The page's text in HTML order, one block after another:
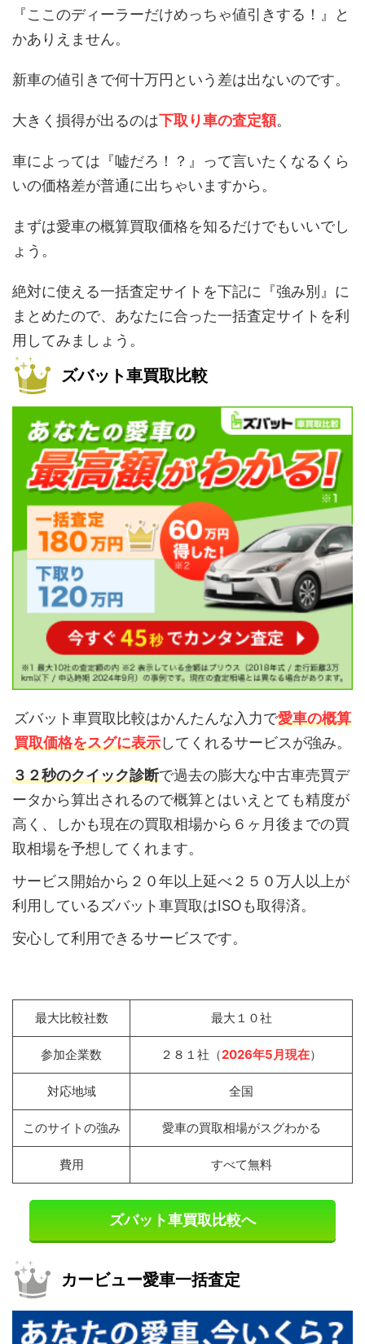
『ここのディーラーだけめっちゃ値引きする！』と
かありえません。
新車の値引きで何十万円という差は出ないのです。
大きく損得が出るのは下取り車の査定額。
車によっては『嘘だろ！？』って言いたくなるくら
いの価格差が普通に出ちゃいますから。
まずは愛車の概算買取価格を知るだけでもいいでし
ょう。
絶対に使える一括査定サイトを下記に『強み別』に
まとめたので、あなたに合った一括査定サイトを利
用してみましょう。
ズバット車買取比較
ズバット車買取比較はかんたんな入力で愛車の概算
買取価格をスグに表示してくれるサービスが強み。
３２秒のクイック診断で過去の膨大な中古車売買デ
ータから算出されるので概算とはいえとても精度が
高く、しかも現在の買取相場から６ヶ月後までの買
取相場を予想してくれます。
サービス開始から２０年以上延べ２５０万人以上が
利用しているズバット車買取はISOも取得済。
安心して利用できるサービスです。
最大比較社数 最大１０社
参加企業数 ２８１社（2026年5月現在）
対応地域 全国
このサイトの強み 愛車の買取相場がスグわかる
費用 すべて無料
ズバット車買取比較へ
カービュー愛車一括査定